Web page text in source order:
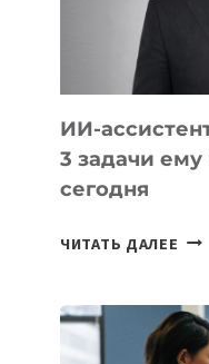
ИИ-
3 задачи
сегодня
ЧИТАТЬ ДАЛЕЕ ИИ-